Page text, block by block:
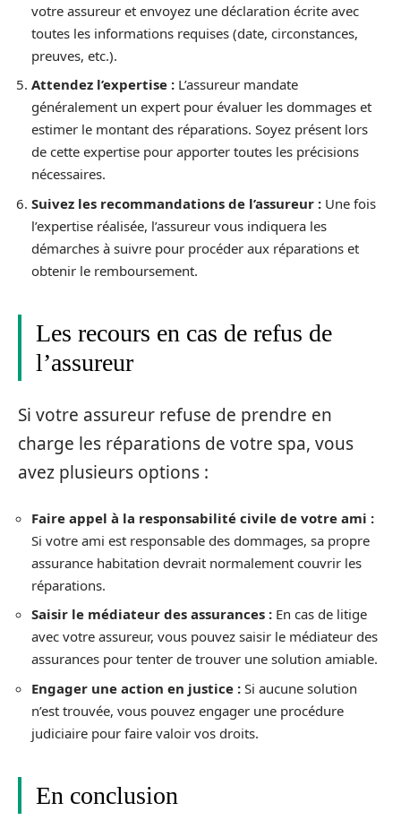
votre assureur et envoyez une déclaration écrite avec
toutes les informations requises (date, circonstances,
preuves, etc.).
Attendez l’expertise : L’assureur mandate
généralement un expert pour évaluer les dommages et
estimer le montant des réparations. Soyez présent lors
de cette expertise pour apporter toutes les précisions
nécessaires.
Suivez les recommandations de l’assureur : Une fois
l’expertise réalisée, l’assureur vous indiquera les
démarches à suivre pour procéder aux réparations et
obtenir le remboursement.
Les recours en cas de refus de
l’assureur
Si votre assureur refuse de prendre en
charge les réparations de votre spa, vous
avez plusieurs options :
Faire appel à la responsabilité civile de votre ami :
Si votre ami est responsable des dommages, sa propre
assurance habitation devrait normalement couvrir les
réparations.
Saisir le médiateur des assurances : En cas de litige
avec votre assureur, vous pouvez saisir le médiateur des
assurances pour tenter de trouver une solution amiable.
Engager une action en justice : Si aucune solution
n’est trouvée, vous pouvez engager une procédure
judiciaire pour faire valoir vos droits.
En conclusion